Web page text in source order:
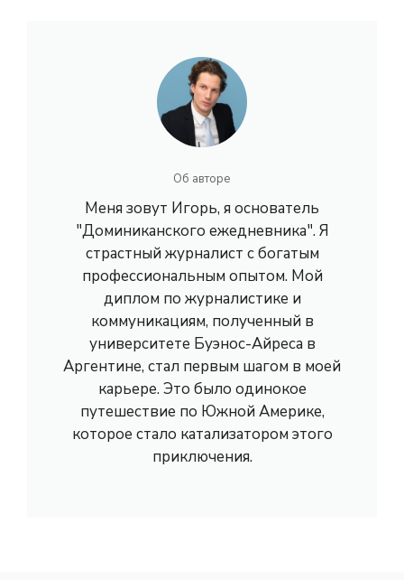
Об авторе
Меня зовут Игорь, я основатель
"Доминиканского ежедневника". Я
страстный журналист с богатым
профессиональным опытом. Мой
диплом по журналистике и
коммуникациям, полученный в
университете Буэнос-Айреса в
Аргентине, стал первым шагом в моей
карьере. Это было одинокое
путешествие по Южной Америке,
которое стало катализатором этого
приключения.